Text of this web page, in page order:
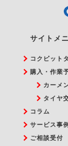
サイトメ
コクピット
購入・作業
カーメ
タイヤ
コラム
サービス事例
ご相談受付